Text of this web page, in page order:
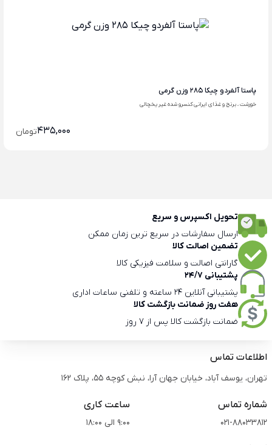
پاستا آلفردو چیکا 285 وزن گرمی
خورشت ، برنج و غذای ایرانی کنسرو شده غیر یخچالی
435,000تومان
تحویل اکسپرس و سریع
ارسال سفارشات در سریع ترین زمان ممکن
تضمین اصالت کالا
گارانتی اصالت و سلامت فیزیکی کالا
پشتیبانی 24/7
پشتیبانی آنلاین 24 ساعته و تلفنی ساعات اداری
هفت روز ضمانت بازگشت کالا
ضمانت بازگشت کالا پس از 7 روز
اطلاعات تماس
تهران، یوسف آباد، خیابان جهان آرا، نبش کوچه 55، پلاک 162
شماره تماس
021-88033812
ساعت کاری
9:00 الی 18:00